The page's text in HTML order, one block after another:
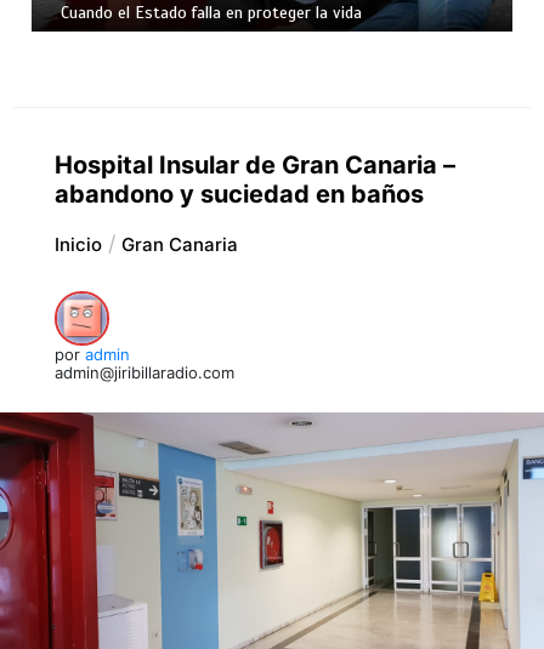
Cuando el Estado falla en proteger la vida
Hospital Insular de Gran Canaria –
abandono y suciedad en baños
Inicio Gran Canaria
por admin
admin@jiribillaradio.com